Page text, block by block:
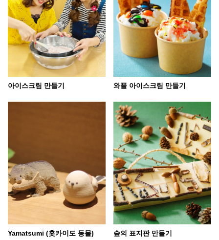
아이스크림 만들기 와플 아이스크림 만들기
Yamatsumi (홋카이도 동물) 숲의 표지판 만들기